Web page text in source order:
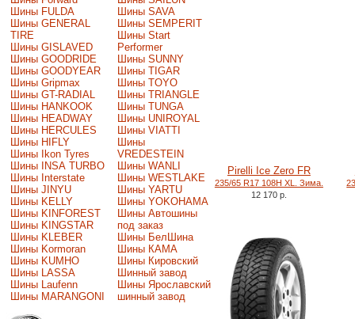
Шины FULDA
Шины GENERAL
TIRE
Шины GISLAVED
Шины GOODRIDE
Шины GOODYEAR
Шины Gripmax
Шины GT-RADIAL
Шины HANKOOK
Шины HEADWAY
Шины HERCULES
Шины HIFLY
Шины Ikon Tyres
Шины INSA TURBO
Шины Interstate
Шины JINYU
Шины KELLY
Шины KINFOREST
Шины KINGSTAR
Шины KLEBER
Шины Kormoran
Шины KUMHO
Шины LASSA
Шины Laufenn
Шины MARANGONI
Шины SAVA
Шины SEMPERIT
Шины Start
Performer
Шины SUNNY
Шины TIGAR
Шины TOYO
Шины TRIANGLE
Шины TUNGA
Шины UNIROYAL
Шины VIATTI
Шины
VREDESTEIN
Шины WANLI
Шины WESTLAKE
Шины YARTU
Шины YOKOHAMA
Шины Автошины
под заказ
Шины БелШина
Шины КАМА
Шины Кировский
Шинный завод
Шины Ярославский
шинный завод
Pirelli Ice Zero FR
235/65 R17 108H XL. Зима.
12 170 р.